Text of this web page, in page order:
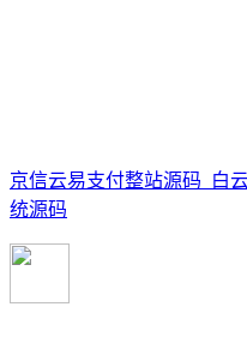
京信云易支付整站源码_白
统源码